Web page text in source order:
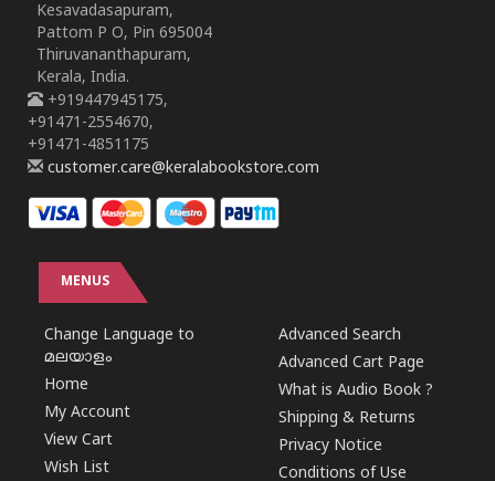
Kesavadasapuram,
Pattom P O, Pin 695004
Thiruvananthapuram,
Kerala, India.
+919447945175,
+91471-2554670,
+91471-4851175
customer.care@keralabookstore.com
MENUS
Change Language to
മലയാളം
Home
My Account
View Cart
Wish List
Advanced Search
Advanced Cart Page
What is Audio Book ?
Shipping & Returns
Privacy Notice
Conditions of Use